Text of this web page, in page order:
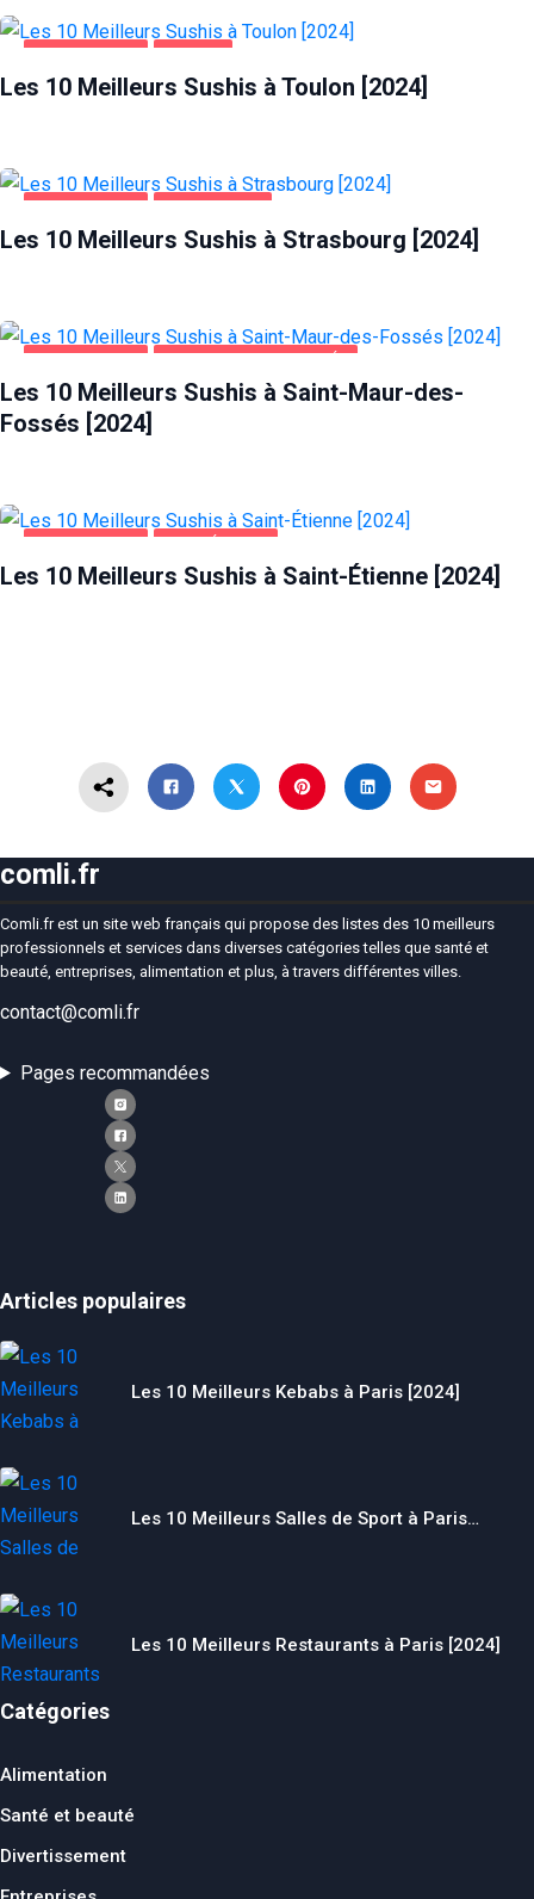
Les 10 Meilleurs Sushis à Toulon [2024]
Les 10 Meilleurs Sushis à Strasbourg [2024]
Les 10 Meilleurs Sushis à Saint-Maur-des-
Fossés [2024]
Les 10 Meilleurs Sushis à Saint-Étienne [2024]
comli.fr
Comli.fr est un site web français qui propose des listes des 10 meilleurs
professionnels et services dans diverses catégories telles que santé et
beauté, entreprises, alimentation et plus, à travers différentes villes.
contact@comli.fr
Pages recommandées
Articles populaires
Les 10 Meilleurs Kebabs à Paris [2024]
Les 10 Meilleurs Salles de Sport à Paris…
Les 10 Meilleurs Restaurants à Paris [2024]
Catégories
Alimentation
Santé et beauté
Divertissement